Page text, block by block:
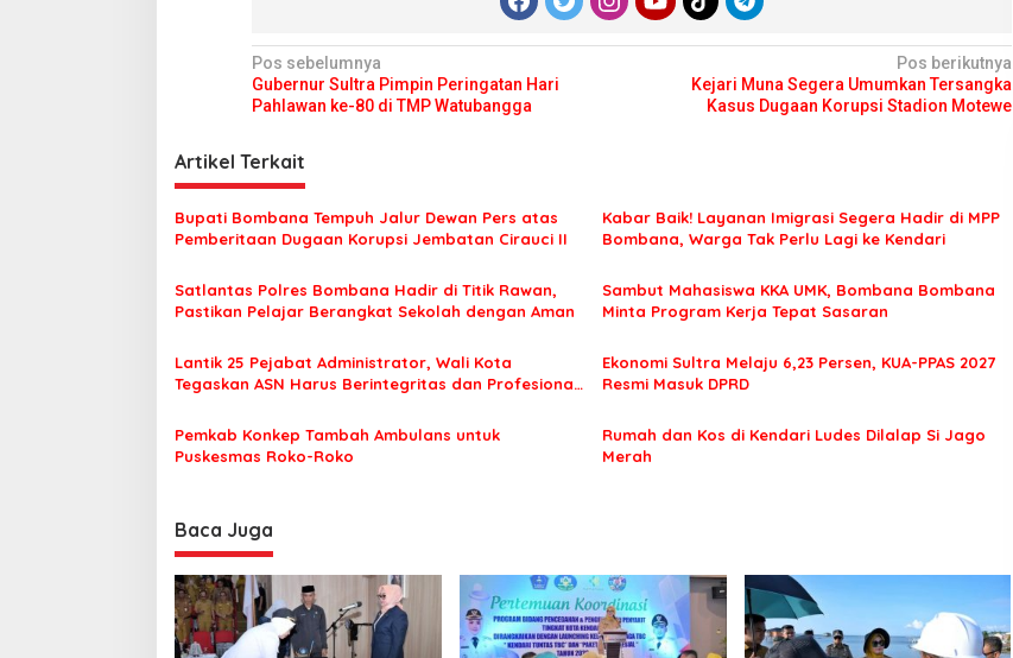
N
a
i
g
a
i
o
s
Pos sebelumnya
Gubernur Sultra Pimpin Peringatan Hari
Pahlawan ke-80 di TMP Watubangga
Pos berikutnya
Kejari Muna Segera Umumkan Tersangka
Kasus Dugaan Korupsi Stadion Motewe
Artikel Terkait
Bupati Bombana Tempuh Jalur Dewan Pers atas
Pemberitaan Dugaan Korupsi Jembatan Cirauci II
Kabar Baik! Layanan Imigrasi Segera Hadir di MPP
Bombana, Warga Tak Perlu Lagi ke Kendari
Satlantas Polres Bombana Hadir di Titik Rawan,
Pastikan Pelajar Berangkat Sekolah dengan Aman
Sambut Mahasiswa KKA UMK, Bombana Bombana
Minta Program Kerja Tepat Sasaran
Lantik 25 Pejabat Administrator, Wali Kota
Tegaskan ASN Harus Berintegritas dan Profesional
Ekonomi Sultra Melaju 6,23 Persen, KUA-PPAS 2027
Resmi Masuk DPRD
Pemkab Konkep Tambah Ambulans untuk
Puskesmas Roko-Roko
Rumah dan Kos di Kendari Ludes Dilalap Si Jago
Merah
Baca Juga